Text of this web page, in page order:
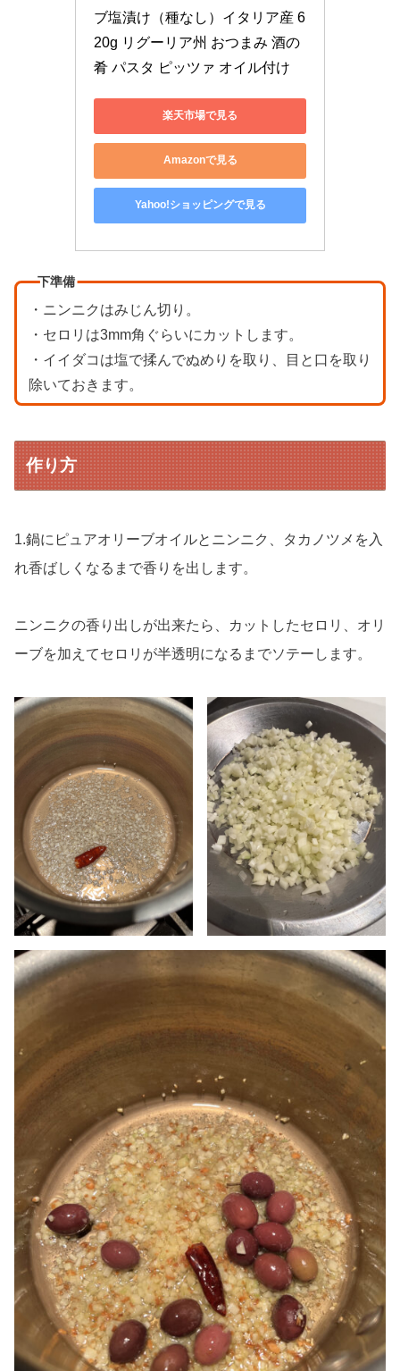
ブ塩漬け（種なし）イタリア産 6
20g リグーリア州 おつまみ 酒の
肴 パスタ ピッツァ オイル付け
楽天市場で見る
Amazonで見る
Yahoo!ショッピングで見る
下準備
・ニンニクはみじん切り。
・セロリは3mm角ぐらいにカットします。
・イイダコは塩で揉んでぬめりを取り、目と口を取り
除いておきます。
作り方
1.鍋にピュアオリーブオイルとニンニク、タカノツメを入
れ香ばしくなるまで香りを出します。
ニンニクの香り出しが出来たら、カットしたセロリ、オリ
ーブを加えてセロリが半透明になるまでソテーします。